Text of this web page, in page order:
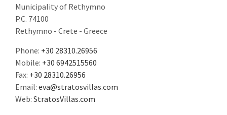
Municipality of Rethymno
P.C. 74100
Rethymno - Crete - Greece
Phone: +30 28310.26956
Mobile: +30 6942515560
Fax: +30 28310.26956
Email: eva@stratosvillas.com
Web: StratosVillas.com
CopyrightStratos Villas | All Rights Reserved | Powered by
ENTERTHEWEB